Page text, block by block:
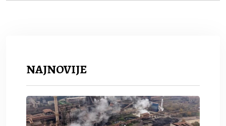
NAJNOVIJE